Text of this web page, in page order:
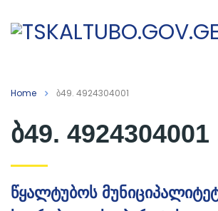
Home ბ49. 4924304001
ბ49. 4924304001
წყალტუბოს